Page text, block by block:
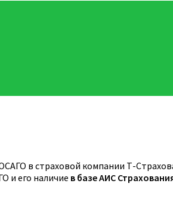
в страховой компании Т-
и его наличие в базе АИС